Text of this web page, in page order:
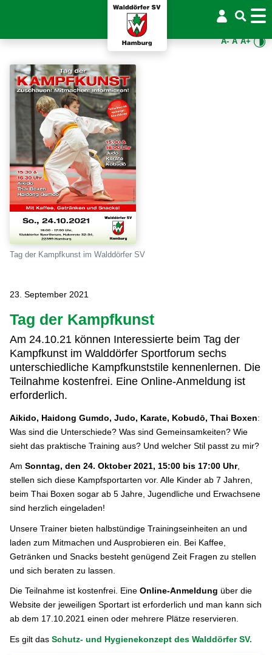
A- A A+
Tag der Kampfkunst im Walddörfer SV
23. September 2021
Tag der Kampfkunst
Am 24.10.21 können Interessierte beim Tag der
Kampfkunst im Walddörfer Sportforum sechs
unterschiedliche Kampfkunststile kennenlernen. Die
Teilnahme kostenfrei. Eine Online-Anmeldung ist
erforderlich.
Aikido, Haidong Gumdo, Judo, Karate, Kobudō, Thai Boxen:
Was sind die Unterschiede? Was sind Gemeinsamkeiten? Wie
sieht das praktische Training aus? Und welcher Stil passt zu mir?
Am Sonntag, den 24. Oktober 2021, 15:00 bis 17:00 Uhr,
stellen sich diese Kampfsportarten vor. Alle Kinder ab 7 Jahren,
beim Thai Boxen sogar ab 5 Jahre, Jugendliche und Erwachsene
sind herzlich eingeladen!
Unsere Trainer bieten halbstündige Trainingseinheiten an und
laden zum Mitmachen und Ausprobieren ein. Bei Kaffee,
Getränken und Snacks besteht genügend Zeit Fragen zu stellen
und sich beraten zu lassen.
Die Teilnahme ist kostenfrei. Eine Online-Anmeldung über die
Website der jeweiligen Sportart ist erforderlich und man kann sich
ab dem 17.10.2021 einen oder mehrere Plätze reservieren.
Es gilt das Schutz- und Hygienekonzept des Walddörfer SV.